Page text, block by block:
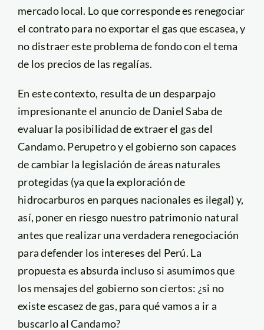
mercado local. Lo que corresponde es renegociar
el contrato para no exportar el gas que escasea, y
no distraer este problema de fondo con el tema
de los precios de las regalías.
En este contexto, resulta de un desparpajo
impresionante el anuncio de Daniel Saba de
evaluar la posibilidad de extraer el gas del
Candamo. Perupetro y el gobierno son capaces
de cambiar la legislación de áreas naturales
protegidas (ya que la exploración de
hidrocarburos en parques nacionales es ilegal) y,
así, poner en riesgo nuestro patrimonio natural
antes que realizar una verdadera renegociación
para defender los intereses del Perú. La
propuesta es absurda incluso si asumimos que
los mensajes del gobierno son ciertos: ¿si no
existe escasez de gas, para qué vamos a ir a
buscarlo al Candamo?